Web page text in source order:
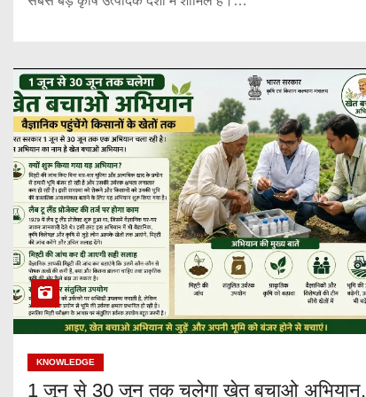
KNOWLEDGE
1 जून से 30 जून तक चलेगा खेत बचाओ अभियान,